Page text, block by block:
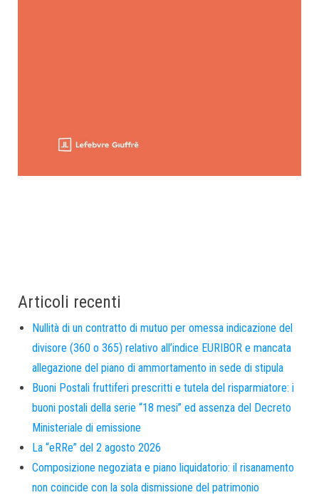
Articoli recenti
Nullità di un contratto di mutuo per omessa indicazione del
divisore (360 o 365) relativo all’indice EURIBOR e mancata
allegazione del piano di ammortamento in sede di stipula
Buoni Postali fruttiferi prescritti e tutela del risparmiatore: i
buoni postali della serie “18 mesi” ed assenza del Decreto
Ministeriale di emissione
La “eRRe” del 2 agosto 2026
Composizione negoziata e piano liquidatorio: il risanamento
non coincide con la sola dismissione del patrimonio